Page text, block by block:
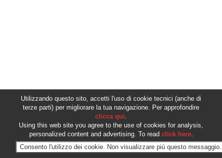
Utilizzando questo sito, accetti l'uso di cookie tecnici (anche di
terze parti) per migliorare la tua navigazione. Per approfondire
clicca qui.
Using this web site you agree to the use of cookies for analysis,
personalized content and advertising. To read click here.